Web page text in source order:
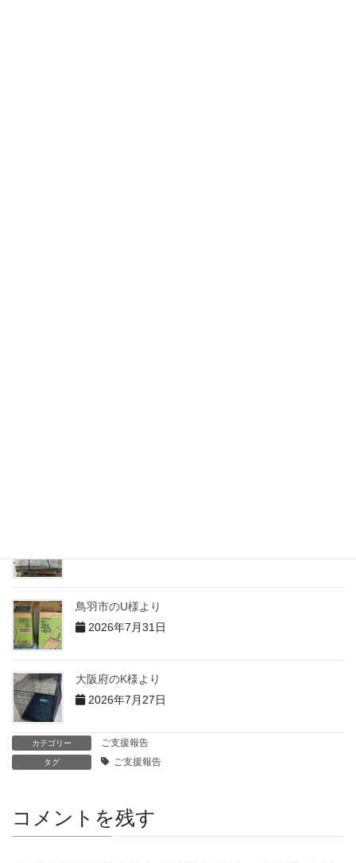
鳥羽市のU様より
2026年7月31日
大阪府のK様より
2026年7月27日
カテゴリー ご支援報告
タグ ご支援報告
コメントを残す